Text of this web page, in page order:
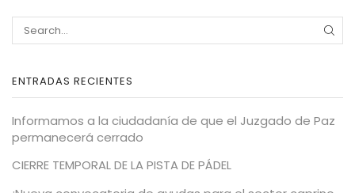
ENTRADAS RECIENTES
Informamos a la ciudadanía de que el Juzgado de Paz
permanecerá cerrado
CIERRE TEMPORAL DE LA PISTA DE PÁDEL